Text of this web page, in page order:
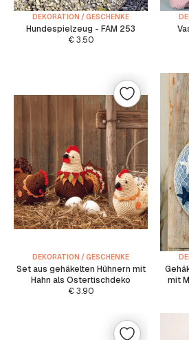
DEKORATION / GESCHENKE
Hundespielzeug - FAM 253
€3.50
DEKORATION / GESCHENKE
Set aus gehäkelten Hühnern mit
Hahn als Ostertischdeko
€3.90
mit